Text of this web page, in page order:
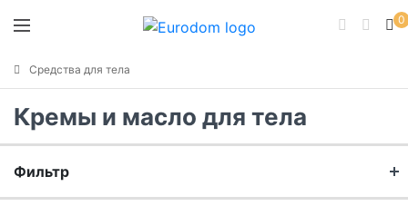
0
Средства для тела
Кремы и масло для тела
Фильтр